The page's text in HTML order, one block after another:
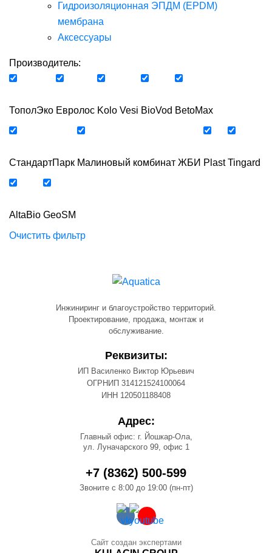
Гидроизоляционная ЭПДМ (EPDM)
мембрана
Аксессуары
Производитель:
ТополЭко Евролос Kolo Vesi BioVod BetoMax
СтандартПарк Малиновый комбинат ЖБИ Plast Tingard
AltaBio GeoSM
Очистить фильтр
Инжиниринг и благоустройство территорий.
Проектирование, продажа, монтаж и
обслуживание.
Реквизиты:
ИП Василенко Виктор Юрьевич
ОГРНИП 314121524100064
ИНН 120501188408
Адрес:
Главный офис: г. Йошкар-Ола,
ул. Луначарского 99, офис 1
+7 (8362) 500-599
Звоните с 8:00 до 19:00 (пн-пт)
Сайт создан экспертами